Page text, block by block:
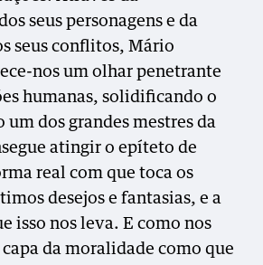
seus personagens e da
seus conflitos, Mário
nos um olhar penetrante
humanas, solidificando o
um dos grandes mestres da
atingir o epíteto de
real com que toca os
desejos e fantasias, e a
isso nos leva. E como nos
da moralidade como que